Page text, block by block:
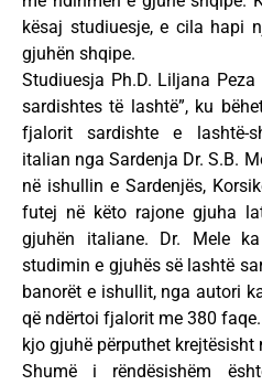
kësaj studiuesje, e cila hapi
gjuhën shqipe.
Studiuesja Ph.D. Liljana
sardishtes të lashtë”, ku
fjalorit sardishte e lashtë-
italian nga Sardenja Dr. S.B.
në ishullin e Sardenjës,
futej në këto rajone gjuha
gjuhën italiane. Dr. Mele
studimin e gjuhës së lashtë
banorët e ishullit, nga autori
që ndërtoi fjalorit me 380
kjo gjuhë përputhet krejtësisht
Shumë i rëndësishëm